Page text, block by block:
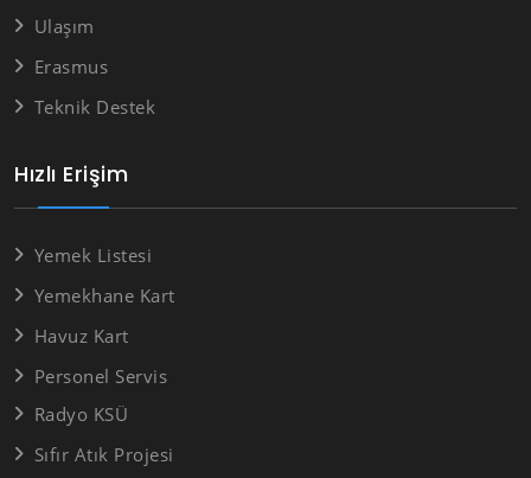
Hızlı Erişim
Yemek Listesi
Yemekhane Kart
Havuz Kart
Personel Servis
Radyo KSÜ
Sıfır Atık Projesi
Ulaşım
Erasmus
Teknik Destek